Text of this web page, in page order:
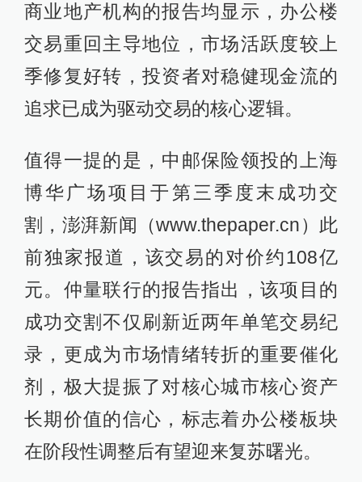
商业地产机构的报告均显示，办公楼
交易重回主导地位，市场活跃度较上
季修复好转，投资者对稳健现金流的
追求已成为驱动交易的核心逻辑。
值得一提的是，中邮保险领投的上海
博华广场项目于第三季度末成功交
割，澎湃新闻（www.thepaper.cn）此
前独家报道，该交易的对价约108亿
元。仲量联行的报告指出，该项目的
成功交割不仅刷新近两年单笔交易纪
录，更成为市场情绪转折的重要催化
剂，极大提振了对核心城市核心资产
长期价值的信心，标志着办公楼板块
在阶段性调整后有望迎来复苏曙光。